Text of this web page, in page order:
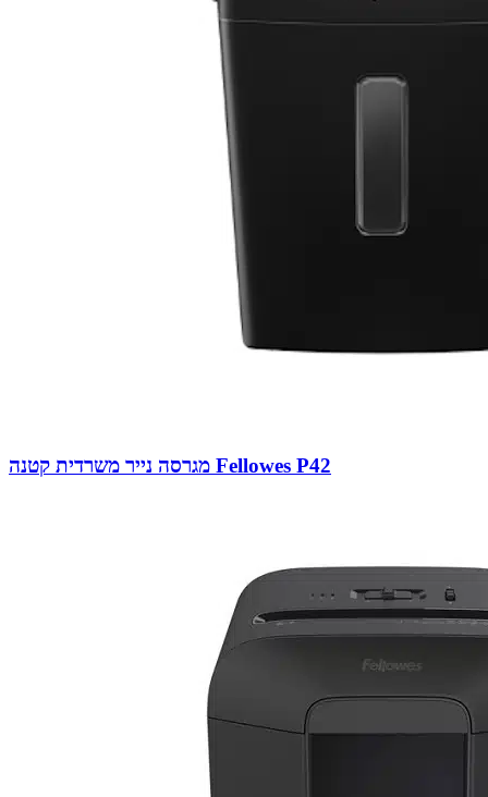
מגרסה נייר משרדית קטנה Fellowes P42